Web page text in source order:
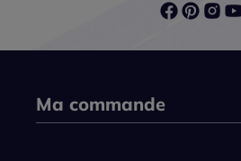
Ma commande